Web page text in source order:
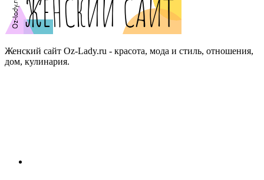
Женский сайт Oz-Lady.ru - красота, мода и стиль, отношения,
дом, кулинария.